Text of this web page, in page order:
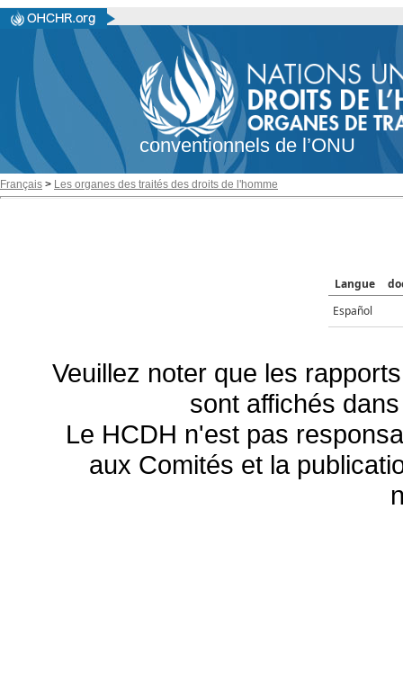
conventionnels de l’ONU
Français > Les organes des traités des droits de l'homme
Langue
Español
Veuillez noter que les
sont affichés
Le HCDH n'est pas
aux Comités et la